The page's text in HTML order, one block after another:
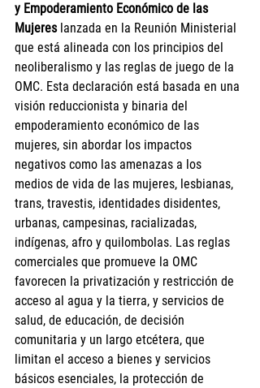
y Empoderamiento Económico de las
Mujeres lanzada en la Reunión Ministerial
que está alineada con los principios del
neoliberalismo y las reglas de juego de la
OMC. Esta declaración está basada en una
visión reduccionista y binaria del
empoderamiento económico de las
mujeres, sin abordar los impactos
negativos como las amenazas a los
medios de vida de las mujeres, lesbianas,
trans, travestis, identidades disidentes,
urbanas, campesinas, racializadas,
indígenas, afro y quilombolas. Las reglas
comerciales que promueve la OMC
favorecen la privatización y restricción de
acceso al agua y la tierra, y servicios de
salud, de educación, de decisión
comunitaria y un largo etcétera, que
limitan el acceso a bienes y servicios
básicos esenciales, la protección de